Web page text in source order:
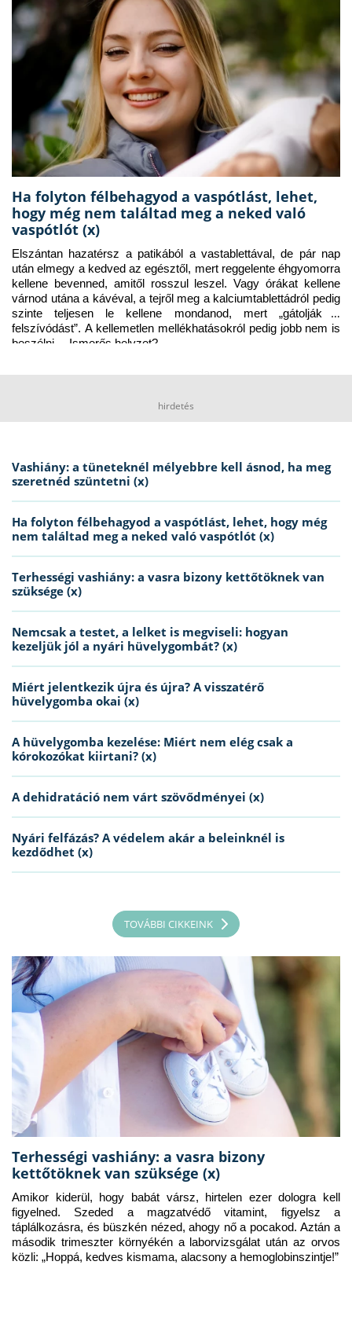
Ha folyton félbehagyod a vaspótlást, lehet,
hogy még nem találtad meg a neked való
vaspótlót (x)
Elszántan hazatérsz a patikából a vastablettával, de pár nap
után elmegy a kedved az egésztől, mert reggelente éhgyomorra
kellene bevenned, amitől rosszul leszel. Vagy órákat kellene
várnod utána a kávéval, a tejről meg a kalciumtablettádról pedig
szinte teljesen le kellene mondanod, mert „gátolják a
felszívódást”. A kellemetlen mellékhatásokról pedig jobb nem is
beszélni… Ismerős helyzet?
hirdetés
Vashiány: a tüneteknél mélyebbre kell ásnod, ha meg
szeretnéd szüntetni (x)
Ha folyton félbehagyod a vaspótlást, lehet, hogy még
nem találtad meg a neked való vaspótlót (x)
Terhességi vashiány: a vasra bizony kettőtöknek van
szüksége (x)
Nemcsak a testet, a lelket is megviseli: hogyan
kezeljük jól a nyári hüvelygombát? (x)
Miért jelentkezik újra és újra? A visszatérő
hüvelygomba okai (x)
A hüvelygomba kezelése: Miért nem elég csak a
kórokozókat kiirtani? (x)
A dehidratáció nem várt szövődményei (x)
Nyári felfázás? A védelem akár a beleinknél is
kezdődhet (x)
TOVÁBBI CIKKEINK
Terhességi vashiány: a vasra bizony
kettőtöknek van szüksége (x)
Amikor kiderül, hogy babát vársz, hirtelen ezer dologra kell
figyelned. Szeded a magzatvédő vitamint, figyelsz a
táplálkozásra, és büszkén nézed, ahogy nő a pocakod. Aztán a
második trimeszter környékén a laborvizsgálat után az orvos
közli: „Hoppá, kedves kismama, alacsony a hemoglobinszintje!”